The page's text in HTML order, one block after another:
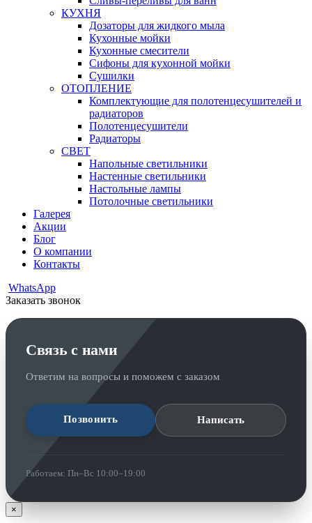
КУХНЯ
Дозаторы для жидкого мыла
Кухонные мойки
Кухонные смесители
Сифоны для кухонной мойки
Сушилки
ОТОПЛЕНИЕ
Комплектующие для полотенцесушителей и
радиаторов
Полотенцесушители
Радиаторы
СВЕТ
Напольные светильники
Настенные светильники
Настольные лампы
Потолочные светильники
Галерея
Акции
Блог
О компании
Контакты
WhatsApp
Заказать звонок
Связь с нами
Ответим на вопросы и поможем с заказом
Позвонить Написать
Работаем: Пн–Вс 10:00–19:00
×